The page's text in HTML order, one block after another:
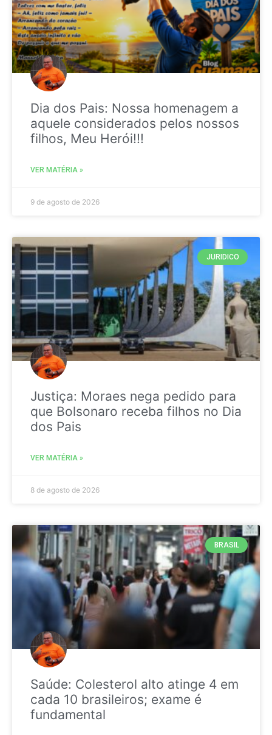
Dia dos Pais: Nossa homenagem a
aquele considerados pelos nossos
filhos, Meu Herói!!!
VER MATÉRIA »
9 de agosto de 2026
JURIDICO
Justiça: Moraes nega pedido para
que Bolsonaro receba filhos no Dia
dos Pais
VER MATÉRIA »
8 de agosto de 2026
BRASIL
Saúde: Colesterol alto atinge 4 em
cada 10 brasileiros; exame é
fundamental